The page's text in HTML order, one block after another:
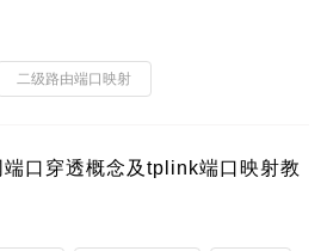
二级路由端口映射
口穿透概念及tplink端口映射教